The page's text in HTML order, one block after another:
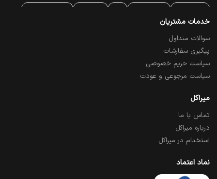
پایه سقفی
پرده نمایش
تبلت و موبایل تجهیزات پسیو شبکه
تلویزیون
درایو نوری
دستگاه ضبط تصاویر
رم کامپیوتر
خدمات مشتریان
سوالات متداول
پیگیری سفارشات
سیاست حریم خصوصی
سیاست مرجوعی و عودت
میراکل
تماس با ما
درباره میراکل
استخدام در میراکل
نماد اعتماد